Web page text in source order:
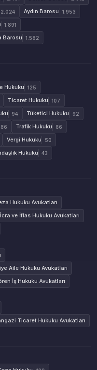
2.024 Aydın Barosu 1.953
1.891
Barosu 1.582
Hukuku 125
Ticaret Hukuku 107
94 Tüketici Hukuku 92
86 Trafik Hukuku 66
Vergi Hukuku 50
Hukuku 43
Hukuku Avukatları
ve İflas Hukuku Avukatları
Aile Hukuku Avukatları
İş Hukuku Avukatları
Ticaret Hukuku Avukatları